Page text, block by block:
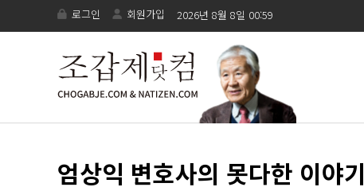
로그인 회원가입 2026년 8월 8일 00:59
엄상익 변호사의 못다한 이야기